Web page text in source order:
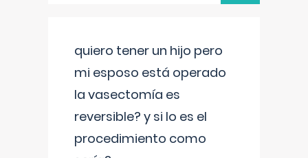
quiero tener un hijo pero
mi esposo está operado
la vasectomía es
reversible? y si lo es el
procedimiento como